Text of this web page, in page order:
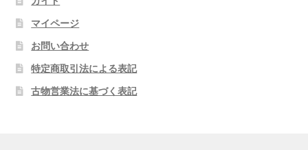
マイページ
お問い合わせ
特定商取引法による表記
古物営業法に基づく表記